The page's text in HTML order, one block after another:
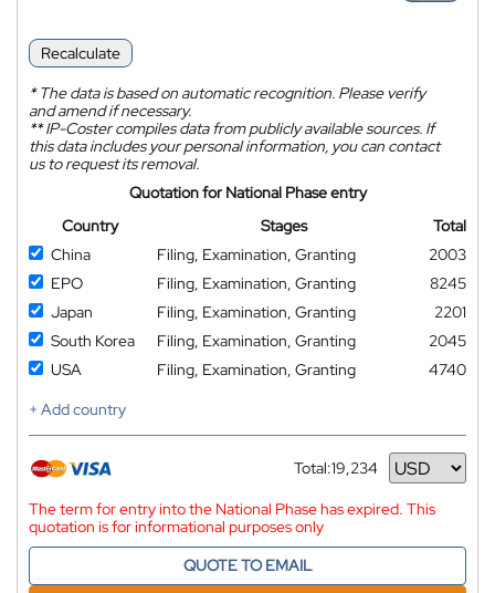
Recalculate
*The data is based on automatic recognition. Please verify
and amend if necessary.
**IP-Coster compiles data from publicly available sources. If
this data includes your personal information, you can contact
us to request its removal.
Quotation for National Phase entry
Country
Stages
Total
China
Filing, Examination, Granting
2003
EPO
Filing, Examination, Granting
8245
Japan
Filing, Examination, Granting
2201
South Korea
Filing, Examination, Granting
2045
USA
Filing, Examination, Granting
4740
+ Add country
Total:19,234
Currency
The term for entry into the National Phase has expired. This
quotation is for informational purposes only
QUOTE TO EMAIL